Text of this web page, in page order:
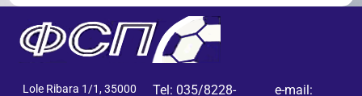
Lole Ribara 1/1, 35000
Tel: 035/8228-
e-mail: